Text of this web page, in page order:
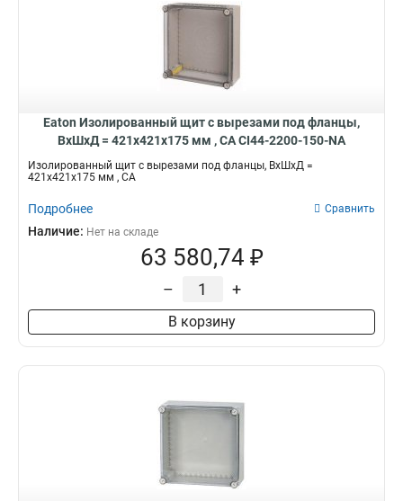
Eaton Изолированный щит с вырезами под фланцы,
ВхШхД = 421x421x175 мм , СА CI44-2200-150-NA
Изолированный щит с вырезами под фланцы, ВхШхД =
421x421x175 мм , СА
Подробнее Сравнить
Наличие: Нет на складе
63 580,74 ₽
– +
В корзину